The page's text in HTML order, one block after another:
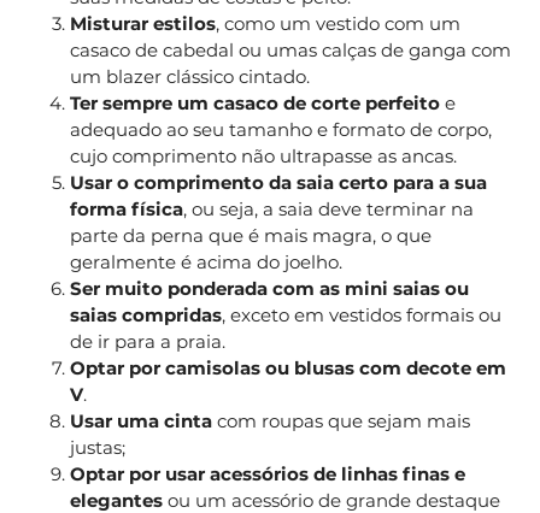
Misturar estilos, como um vestido com um
casaco de cabedal ou umas calças de ganga com
um blazer clássico cintado.
Ter sempre um casaco de corte perfeito e
adequado ao seu tamanho e formato de corpo,
cujo comprimento não ultrapasse as ancas.
Usar o comprimento da saia certo para a sua
forma física, ou seja, a saia deve terminar na
parte da perna que é mais magra, o que
geralmente é acima do joelho.
Ser muito ponderada com as mini saias ou
saias compridas, exceto em vestidos formais ou
de ir para a praia.
Optar por camisolas ou blusas com decote em
V.
Usar uma cinta com roupas que sejam mais
justas;
Optar por usar acessórios de linhas finas e
elegantes ou um acessório de grande destaque